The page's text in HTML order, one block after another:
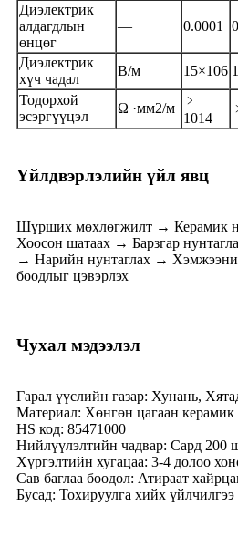
Диэлектрик
алдагдлын
өнцөг
— 0.0001
Диэлектрик
хүч чадал
В/м 15×106
Тодорхой
эсэргүүцэл
Ω ·мм2/м
﹥
1014
Үйлдвэрлэлийн үйл явц
Шүрших мөхлөгжилт → Керамик
Хоосон шатаах → Барзгар
→ Нарийн нунтаглах →
боодлыг цэвэрлэх
Чухал мэдээлэл
Гарал үүслийн газар: Хунань,
Материал: Хөнгөн цагаан керамик
HS код: 85471000
Нийлүүлэлтийн чадвар: Сард 200
Хүргэлтийн хугацаа: 3-4 долоо
Сав баглаа боодол: Атираат
Бусад: Тохируулга хийх